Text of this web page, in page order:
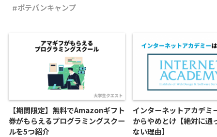
ポテパンキャンプ
【期間限定】無料でAmazonギフト
券がもらえるプログラミングスクー
ルを5つ紹介
インターネットアカデミ
からやめとけ【絶対に通
ない理由】